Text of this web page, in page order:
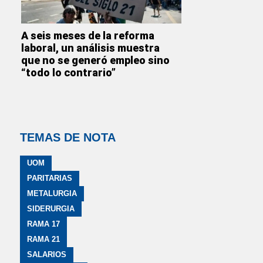
A seis meses de la reforma
laboral, un análisis muestra
que no se generó empleo sino
“todo lo contrario”
TEMAS DE NOTA
UOM
PARITARIAS
METALURGIA
SIDERURGIA
RAMA 17
RAMA 21
SALARIOS